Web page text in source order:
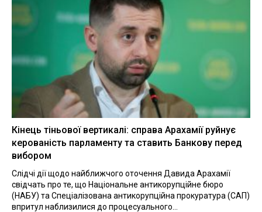
Кінець тіньової вертикалі: справа Арахамії руйнує
керованість парламенту та ставить Банкову перед
вибором
Слідчі дії щодо найближчого оточення Давида Арахамії
свідчать про те, що Національне антикорупційне бюро
(НАБУ) та Спеціалізована антикорупційна прокуратура (САП)
впритул наблизилися до процесуального...